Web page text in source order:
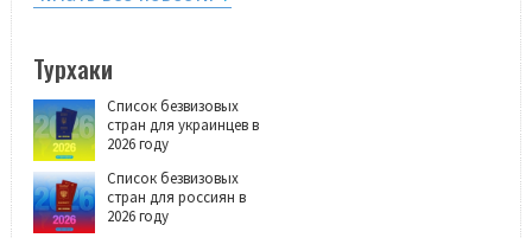
Турхаки
Список безвизовых
стран для украинцев в
2026 году
Список безвизовых
стран для россиян в
2026 году